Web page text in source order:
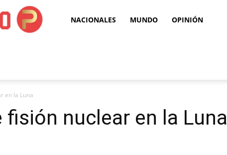
Puro NACIONALES MUNDO OPINIÓN
en la Luna
nuclear en la Luna